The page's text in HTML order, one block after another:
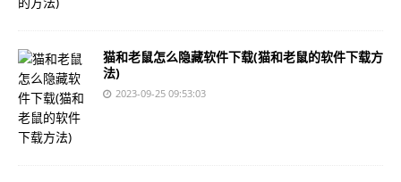
猫和老鼠怎么隐藏软件下载(猫和老鼠的软件下载方
法)
2023-09-25 09:53:03